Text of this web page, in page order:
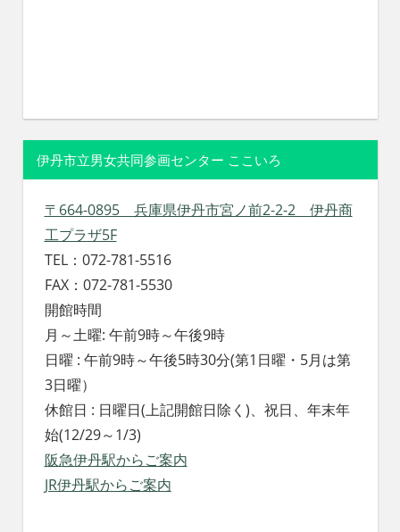
伊丹市立男女共同参画センター ここいろ
〒664-0895 兵庫県伊丹市宮ノ前2-2-2 伊丹商
工プラザ5F
TEL：072-781-5516
FAX：072-781-5530
開館時間
月～土曜: 午前9時～午後9時
日曜 : 午前9時～午後5時30分(第1日曜・5月は第
3日曜）
休館日 : 日曜日(上記開館日除く)、祝日、年末年
始(12/29～1/3)
阪急伊丹駅からご案内
JR伊丹駅からご案内